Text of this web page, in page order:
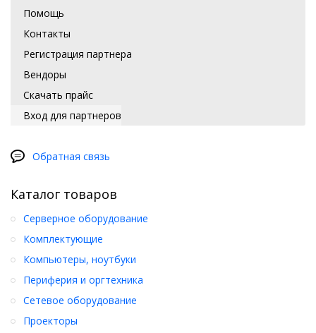
Помощь
Контакты
Регистрация партнера
Вендоры
Скачать прайс
Вход для партнеров
Обратная связь
Каталог товаров
Серверное оборудование
Комплектующие
Компьютеры, ноутбуки
Периферия и оргтехника
Сетевое оборудование
Проекторы